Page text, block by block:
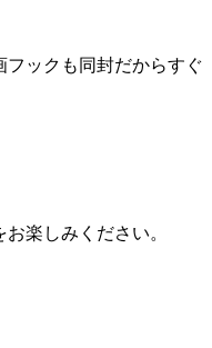
ックも同封だからすぐ
楽しみください。